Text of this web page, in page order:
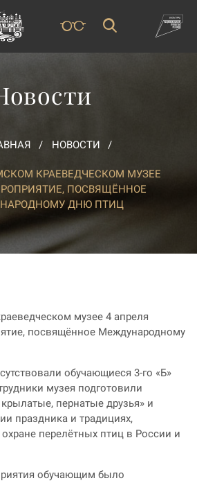
НОВОСТИ
КРАЕВЕДЧЕСКОМ МУЗЕЕ
ПОСВЯЩЁННОЕ
ДНЮ ПТИЦ
музее 4 апреля
посвящённое Международному
обучающиеся 3-го «Б»
музея подготовили
пернатые друзья» и
праздника и традициях,
перелётных птиц в России и
обучающим было